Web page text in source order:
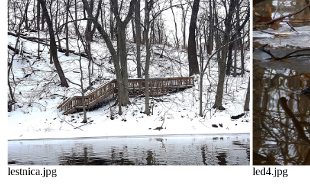
lestnica.jpg led4.jpg